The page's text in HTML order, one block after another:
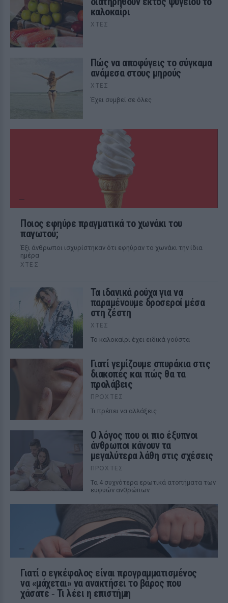
καλοκαίρι
ΧΤΕΣ
Πώς να αποφύγεις το σύγκαμα
ανάμεσα στους μηρούς
ΧΤΕΣ
Έχει συμβεί σε όλες
Ποιος εφηύρε πραγματικά το χωνάκι του
παγωτού;
Έξι άνθρωποι ισχυρίστηκαν ότι εφηύραν το χωνάκι την ίδια
ημέρα
ΧΤΕΣ
Τα ιδανικά ρούχα για να
παραμένουμε δροσεροί μέσα
στη ζέστη
ΧΤΕΣ
To καλοκαίρι έχει ειδικά γούστα
Γιατί γεμίζουμε σπυράκια στις
διακοπές και πώς θα τα
προλάβεις
ΠΡΟΧΤΈΣ
Τι πρέπει να αλλάξεις
Ο λόγος που οι πιο έξυπνοι
άνθρωποι κάνουν τα
μεγαλύτερα λάθη στις σχέσεις
ΠΡΟΧΤΈΣ
Τα 4 συχνότερα ερωτικά ατοπήματα των
ευφυών ανθρώπων
Γιατί ο εγκέφαλος είναι προγραμματισμένος
να «μάχεται» να ανακτήσει το βάρος που
χάσατε ‑ Τι λέει η επιστήμη